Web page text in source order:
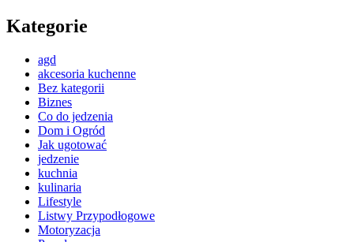
Kategorie
agd
akcesoria kuchenne
Bez kategorii
Biznes
Co do jedzenia
Dom i Ogród
Jak ugotować
jedzenie
kuchnia
kulinaria
Lifestyle
Listwy Przypodłogowe
Motoryzacja